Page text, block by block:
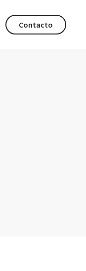
Contacto